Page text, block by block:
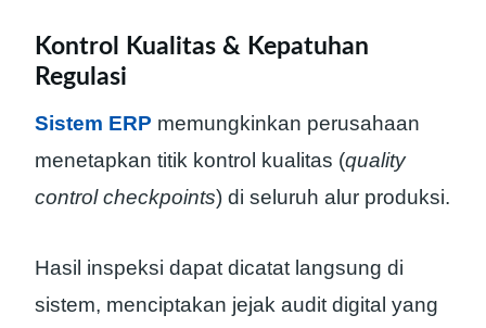
Kontrol Kualitas & Kepatuhan
Regulasi
Sistem ERP memungkinkan perusahaan
menetapkan titik kontrol kualitas (quality
control checkpoints) di seluruh alur produksi.
Hasil inspeksi dapat dicatat langsung di
sistem, menciptakan jejak audit digital yang